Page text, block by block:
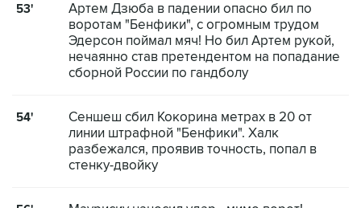
53'
Артем Дзюба в падении опасно бил по
воротам "Бенфики", с огромным трудом
Эдерсон поймал мяч! Но бил Артем рукой,
нечаянно став претендентом на попадание
сборной России по гандболу
54'
Сеншеш сбил Кокорина метрах в 20 от
линии штрафной "Бенфики". Халк
разбежался, проявив точность, попал в
стенку-двойку